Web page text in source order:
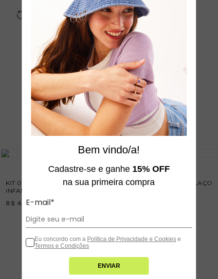
Trocas e Devoluções
Fácil, rápido e sem custo para você
veja também
KIT 01 PIRANHA E 02 PRESILHAS
INFANTIS HELLO KITTY & FRIENDS
R$ 49,90 ou4
PRESILHA INFANTIL LAÇO
Bem vindo/a!
Cadastre-se e ganhe 15% OFF
na sua primeira compra
E-mail*
Eu concordo com a Política de Privacidade e Cookiese
Termos e Condições
ENVIAR